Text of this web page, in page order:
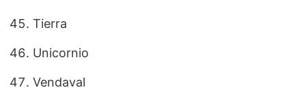
Tierra
Unicornio
Vendaval